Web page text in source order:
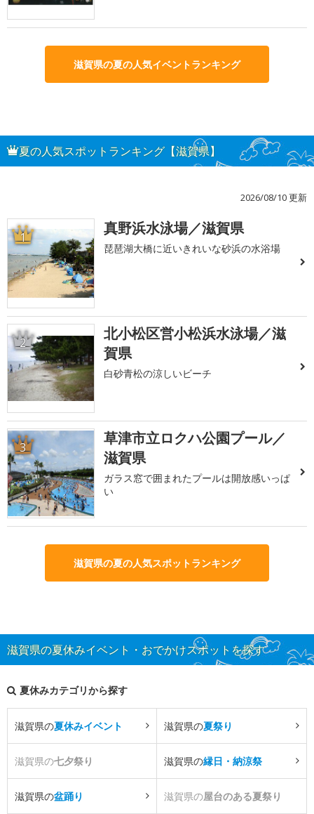
滋賀県の夏の人気イベントランキング
夏の人気スポットランキング【滋賀県】
2026/08/10 更新
1 真野浜水泳場／滋賀県
琵琶湖大橋に近いきれいな砂浜の水浴場
2
北小松区営小松浜水泳場／滋
賀県
白砂青松の涼しいビーチ
3
草津市立ロクハ公園プール／
滋賀県
ガラス窓で囲まれたプールは開放感いっぱ
い
滋賀県の夏の人気スポットランキング
滋賀県の夏休みイベント・おでかけスポットを探す
夏休みカテゴリから探す
滋賀県の夏休みイベント 滋賀県の夏祭り
滋賀県の七夕祭り 滋賀県の縁日・納涼祭
滋賀県の盆踊り 滋賀県の屋台のある夏祭り